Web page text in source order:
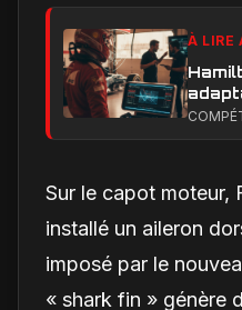
À LIRE
et
Sur le capot moteur,
installé un aileron
imposé par le
« shark fin » génère